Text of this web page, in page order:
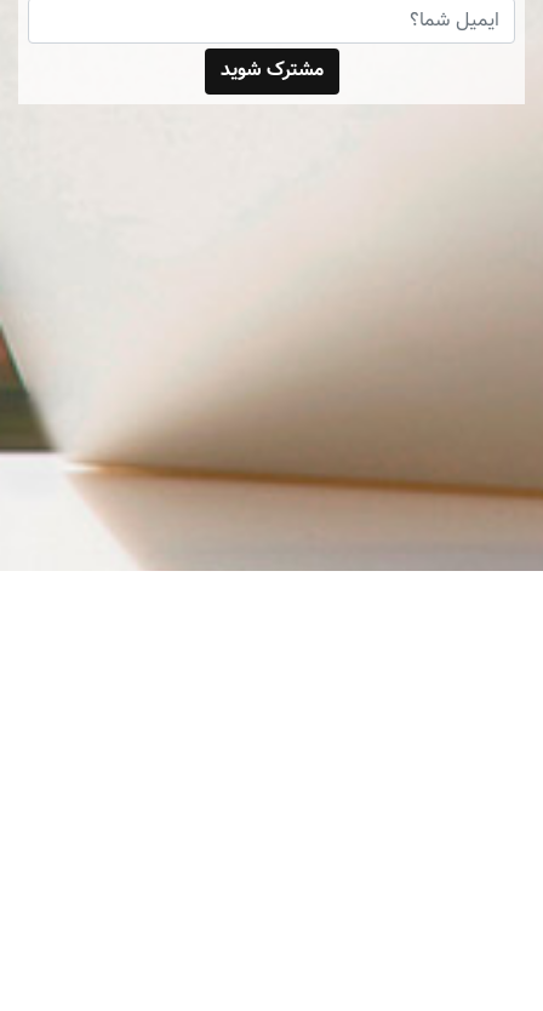
مشترک شوید